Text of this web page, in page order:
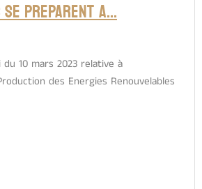
SE PREPARENT A…
du 10 mars 2023 relative à
des Energies Renouvelables